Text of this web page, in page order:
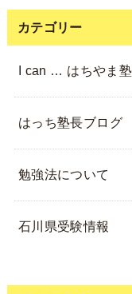
カテゴリー
I can … はちやま
はっち塾長ブログ
勉強法について
石川県受験情報